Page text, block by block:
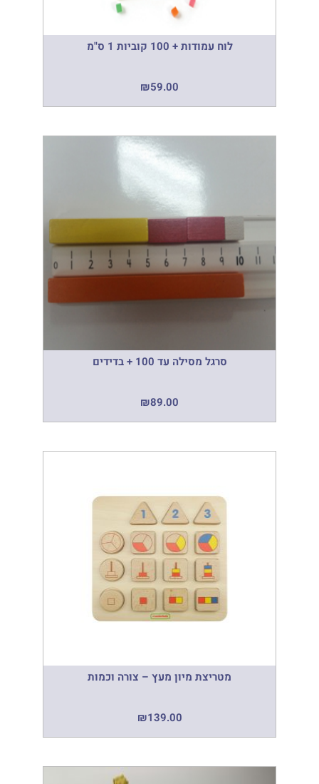
לוח עמודות + 100 קוביות 1 ס"מ
₪59.00
סרגל מסילה עד 100 + בדידים
₪89.00
מטריצת מיון מעץ – צורה וכמות
₪139.00